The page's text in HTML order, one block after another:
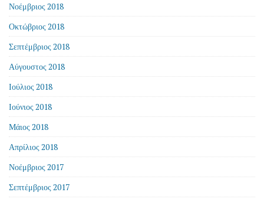
Νοέμβριος 2018
Οκτώβριος 2018
Σεπτέμβριος 2018
Αύγουστος 2018
Ιούλιος 2018
Ιούνιος 2018
Μάιος 2018
Απρίλιος 2018
Νοέμβριος 2017
Σεπτέμβριος 2017